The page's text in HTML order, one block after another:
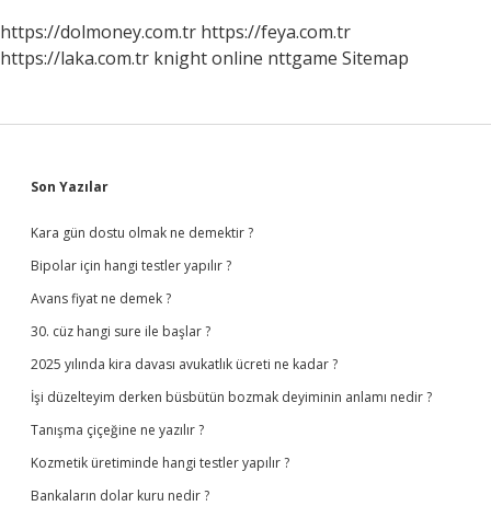
Olur
https://dolmoney.com.tr https://feya.com.tr
https://laka.com.tr knight online nttgame Sitemap
Sidebar
Son Yazılar
Kara gün dostu olmak ne demektir ?
Bipolar için hangi testler yapılır ?
Avans fiyat ne demek ?
30. cüz hangi sure ile başlar ?
2025 yılında kira davası avukatlık ücreti ne kadar ?
İşi düzelteyim derken büsbütün bozmak deyiminin anlamı nedir ?
Tanışma çiçeğine ne yazılır ?
Kozmetik üretiminde hangi testler yapılır ?
Bankaların dolar kuru nedir ?